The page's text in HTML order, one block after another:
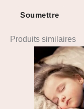
Produits similaires